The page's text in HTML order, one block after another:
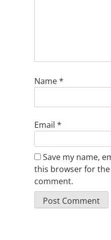
Name*
Email *
Save my name,
this browser for
comment.